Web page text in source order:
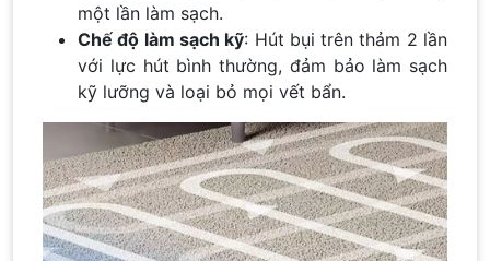
một lần làm sạch.
Chế độ làm sạch kỹ: Hút bụi trên thảm 2 lần
với lực hút bình thường, đảm bảo làm sạch
kỹ lưỡng và loại bỏ mọi vết bẩn.